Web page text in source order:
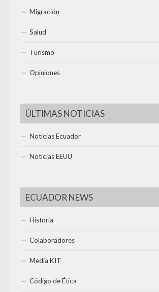
Migración
Salud
Turismo
Opiniones
ÚLTIMAS NOTICIAS
Noticias Ecuador
Noticias EEUU
ECUADOR NEWS
Historia
Colaboradores
Media KIT
Código de Ética